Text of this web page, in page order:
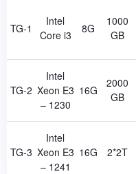
TG-1
Intel
Core i3
8G
1000
GB
TG-2
Intel
Xeon E3
– 1230
16G
2000
GB
TG-3
Intel
Xeon E3
– 1241
16G 2*2T